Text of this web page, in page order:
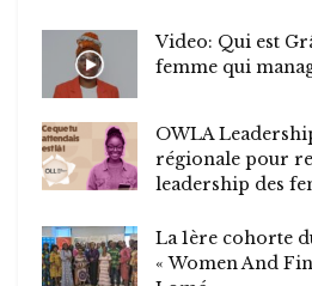
Video: Qui est
femme qui
OWLA
régionale pour
leadership des
La 1ère cohorte
« Women And